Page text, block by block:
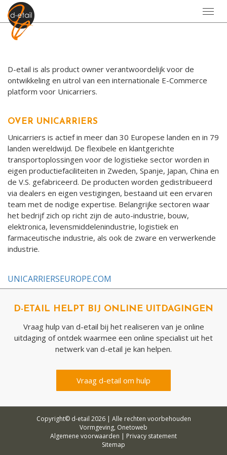
D-etail is als product owner verantwoordelijk voor de
ontwikkeling en uitrol van een internationale E-Commerce
platform voor Unicarriers.
OVER UNICARRIERS
Unicarriers is actief in meer dan 30 Europese landen en in 79
landen wereldwijd. De flexibele en klantgerichte
transportoplossingen voor de logistieke sector worden in
eigen productiefaciliteiten in Zweden, Spanje, Japan, China en
de V.S. gefabriceerd. De producten worden gedistribueerd
via dealers en eigen vestigingen, bestaand uit een ervaren
team met de nodige expertise. Belangrijke sectoren waar
het bedrijf zich op richt zijn de auto-industrie, bouw,
elektronica, levensmiddelenindustrie, logistiek en
farmaceutische industrie, als ook de zware en verwerkende
industrie.
UNICARRIERSEUROPE.COM
D-ETAIL HELPT BIJ ONLINE UITDAGINGEN
Vraag hulp van d-etail bij het realiseren van je online
uitdaging of ontdek waarmee een online specialist uit het
netwerk van d-etail je kan helpen.
Vraag d-etail om hulp
Copyright© d-etail 2026 | Alle rechten voorbehouden
Vormgeving, Onetoweb
Algemene voorwaarden | Privacy statement
Sitemap